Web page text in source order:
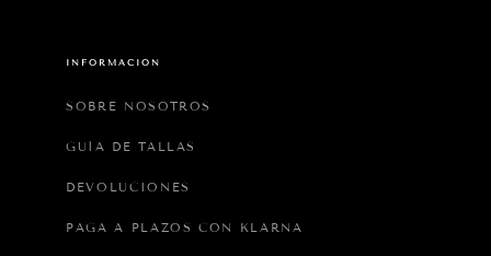
INFORMACIÓN
SOBRE NOSOTROS
GUÍA DE TALLAS
DEVOLUCIONES
PAGA A PLAZOS CON KLARNA